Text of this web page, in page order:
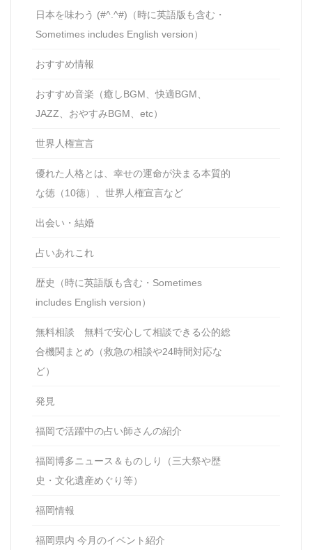
日本を味わう (#^.^#)（時に英語版も含む・
Sometimes includes English version）
おすすめ情報
おすすめ音楽（癒しBGM、快適BGM、
JAZZ、おやすみBGM、etc）
世界人権宣言
優れた人格とは、幸せの運命が決まる本質的
な徳（10徳）、世界人権宣言など
出会い・結婚
占いあれこれ
歴史（時に英語版も含む・Sometimes
includes English version）
無料相談 無料で安心して相談できる公的総
合機関まとめ（救急の相談や24時間対応な
ど）
発見
福岡で活躍中の占い師さんの紹介
福岡博多ニュース＆ものしり（三大祭や歴
史・文化遺産めぐり等）
福岡情報
福岡県内 今月のイベント紹介